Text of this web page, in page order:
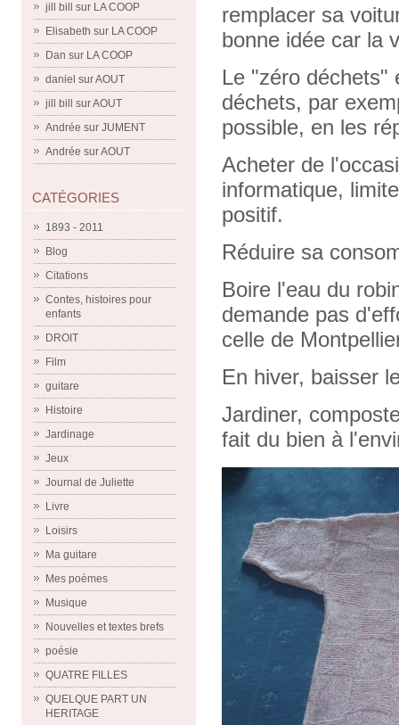
jill bill
sur LA COOP
Elisabeth sur LA COOP
Dan sur LA COOP
daniel surAOUT
jill bill
surAOUT
Andrée sur JUMENT
Andrée surAOUT
CATÉGORIES
1893 - 2011
Blog
Citations
Contes, histoires pour
enfants
DROIT
Film
guitare
Histoire
Jardinage
Jeux
Journal de Juliette
Livre
Loisirs
Ma guitare
Mes poèmes
Musique
Nouvelles et textes brefs
poésie
QUATRE FILLES
QUELQUE PART UN
HERITAGE
remplacer sa
bonne idée car la
Le "zéro déchets"
déchets, par
possible, en les
Acheter de
informatique,
positif.
Réduire sa
Boire l'eau du
demande pas
celle de
En hiver, baisser
Jardiner,
fait du bien à